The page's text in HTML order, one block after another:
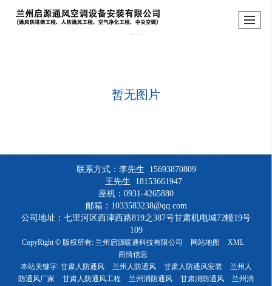
暂无图片
联系方式：李先生 15693870809
王先生 18153661947
座机：0931-4265880
邮箱：1033583238@qq.com
公司地址：七里河区西津西路819之387号甘肃机电城72幢19号
109
CopyRight © 版权所有: 兰州启源暖通科技有限公司 网站地图
XML
商情信息
本站关键字: 甘肃人防通风 兰州人防通风 甘肃人防通风安装
兰州人
防通风厂家
甘肃人防通风工程 兰州消防通风 甘肃消防通风
兰州消